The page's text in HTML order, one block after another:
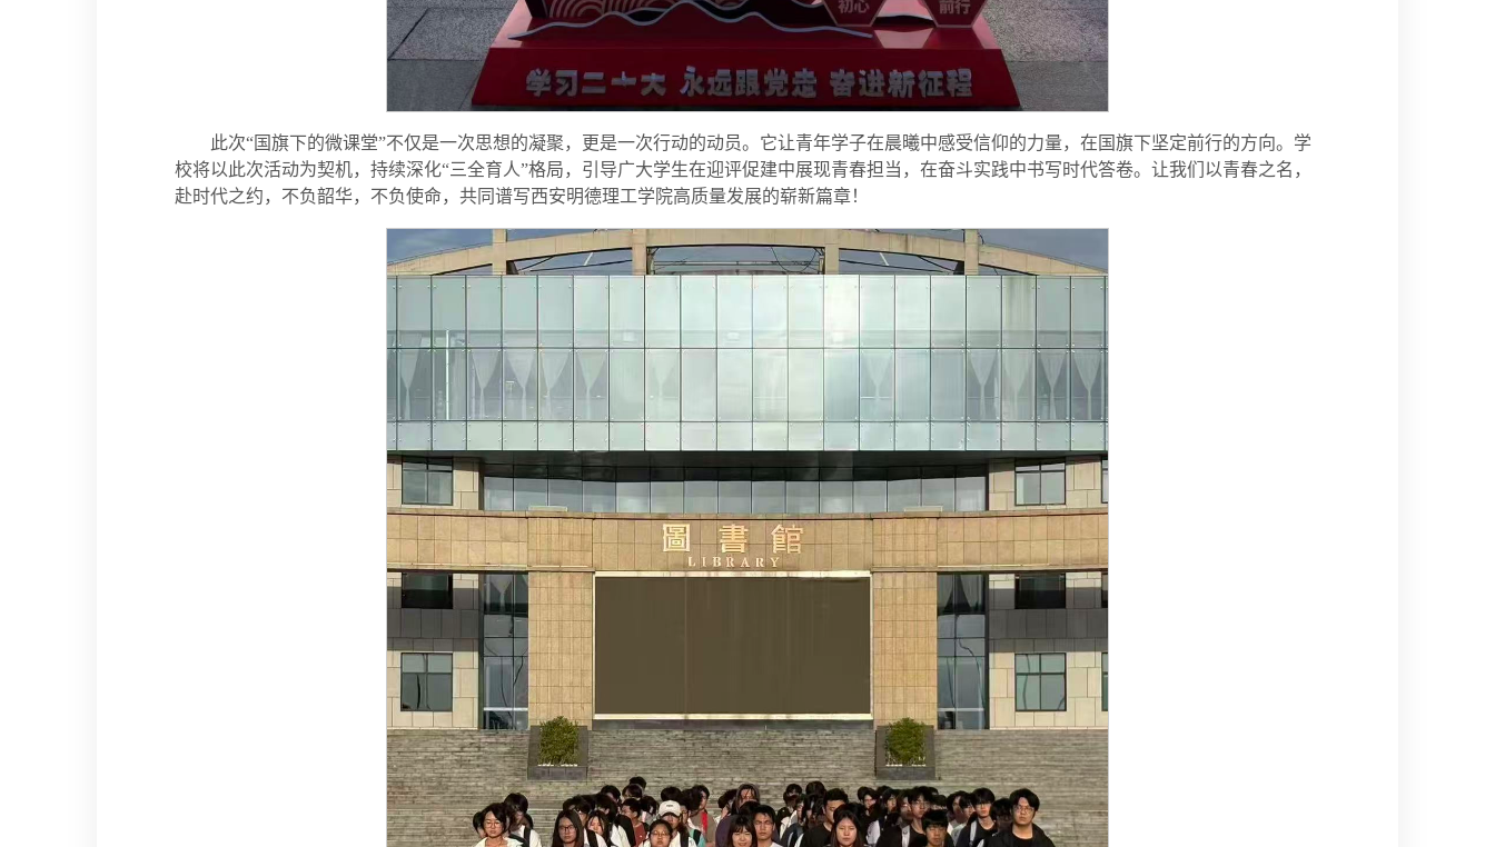
此次“国旗下的微课堂”不仅是一次思想的凝聚，更是一次行动的动员。它让青年学子在晨曦中感受信仰的力量，在国旗下坚定前行的方向。学
校将以此次活动为契机，持续深化“三全育人”格局，引导广大学生在迎评促建中展现青春担当，在奋斗实践中书写时代答卷。让我们以青春之名，
赴时代之约，不负韶华，不负使命，共同谱写西安明德理工学院高质量发展的崭新篇章！